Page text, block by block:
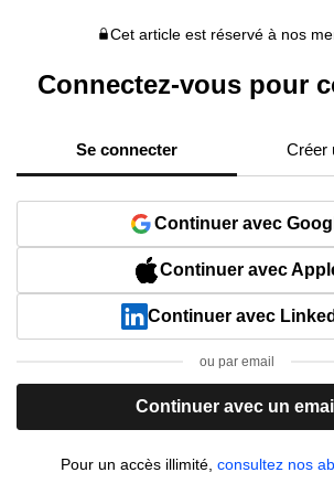
Cet article est réservé à nos
Connectez-vous pour
Se connecter Créer
Continuer avec
Continuer avec
Continuer avec
ou par email
Continuer avec un email
Pour un accès illimité,consultez nos